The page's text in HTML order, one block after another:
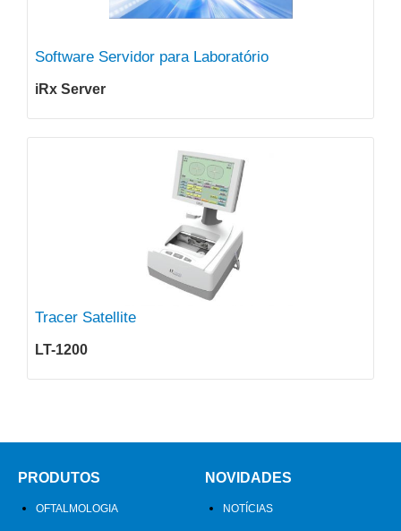
Software Servidor para Laboratório
iRx Server
Tracer Satellite
LT-1200
PRODUTOS
OFTALMOLOGIA
NOVIDADES
NOTÍCIAS